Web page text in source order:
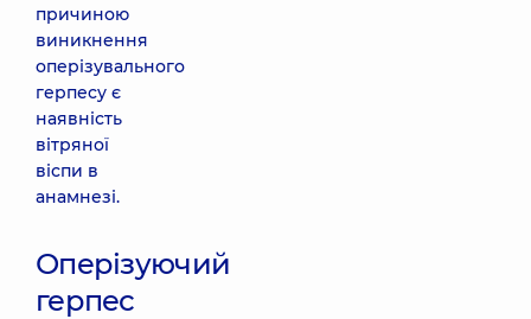
причиною
виникнення
оперізувального
герпесу є
наявність
вітряної
віспи в
анамнезі.
Оперізуючий
герпес